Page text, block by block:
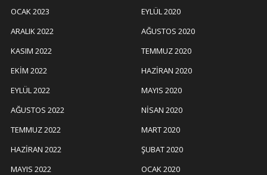
OCAK 2023
ARALIK 2022
KASIM 2022
EKIM 2022
EYLÜL 2022
AĞUSTOS 2022
TEMMUZ 2022
HAZIRAN 2022
MAYIS 2022
EYLÜL 2020
AĞUSTOS 2020
TEMMUZ 2020
HAZIRAN 2020
MAYIS 2020
NISAN 2020
MART 2020
ŞUBAT 2020
OCAK 2020